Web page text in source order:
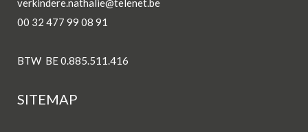
verkindere.nathalie@telenet.be
00 32 477 99 08 91
BTW BE 0.885.511.416
SITEMAP